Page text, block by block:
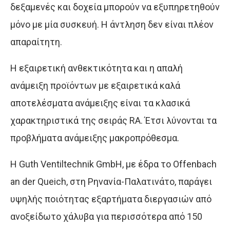
δεξαμενές και δοχεία μπορούν να εξυπηρετηθούν
μόνο με μία συσκευή. Η άντληση δεν είναι πλέον
απαραίτητη.
Η εξαιρετική ανθεκτικότητα και η απαλή
ανάμειξη προϊόντων με εξαιρετικά καλά
αποτελέσματα ανάμειξης είναι τα κλασικά
χαρακτηριστικά της σειράς RA. Έτσι λύνονται τα
προβλήματα ανάμειξης μακροπρόθεσμα.
Η Guth Ventiltechnik GmbH, με έδρα το Offenbach
an der Queich, στη Ρηνανία-Παλατινάτο, παράγει
υψηλής ποιότητας εξαρτήματα διεργασιών από
ανοξείδωτο χάλυβα για περισσότερα από 150